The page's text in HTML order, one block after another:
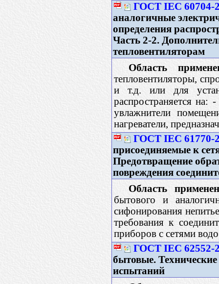
ГОСТ IEC 60704-
аналогичные
определения
Часть 2-2.
тепловентиляторам
Область
тепловентиляторы,
и т.д. или для
распространяется на:
увлажнители
нагреватели,
ГОСТ IEC 61770-
присоединяемые к
Предотвращение
повреждения
Область
бытового и
сифонирования
требования к
приборов с сетями
ГОСТ IEC 62552-
бытовые.
испытаний